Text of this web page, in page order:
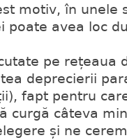
motiv, în unele
poate avea loc
pe rețeaua
deprecierii
fapt pentru
curgă câteva
și ne